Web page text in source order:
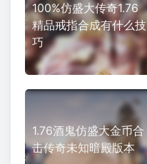
100%仿盛大传奇1.76
精品戒指合成有什么技
巧
1.76酒鬼仿盛大金币合
击传奇未知暗殿版本